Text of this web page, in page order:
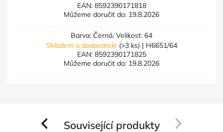
EAN: 8592390171818
Můžeme doručit do: 19.8.2026
Barva: Černá, Velikost: 64
Skladem u dodavatele (>3 ks) | H6651/64
EAN: 8592390171825
Můžeme doručit do: 19.8.2026
Související produkty
Previous Next